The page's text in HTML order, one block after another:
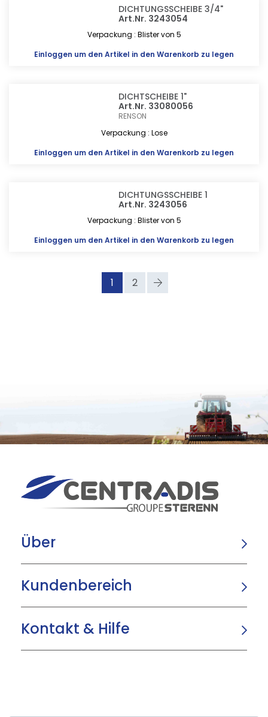
DICHTUNGSSCHEIBE 3/4"
Art.Nr. 3243054
Verpackung : Blister von 5
Einloggen um den Artikel in den Warenkorb zu legen
DICHTSCHEIBE 1"
Art.Nr. 33080056
RENSON
Verpackung : Lose
Einloggen um den Artikel in den Warenkorb zu legen
DICHTUNGSSCHEIBE 1
Art.Nr. 3243056
Verpackung : Blister von 5
Einloggen um den Artikel in den Warenkorb zu legen
1 2
Über
Kundenbereich
Kontakt & Hilfe